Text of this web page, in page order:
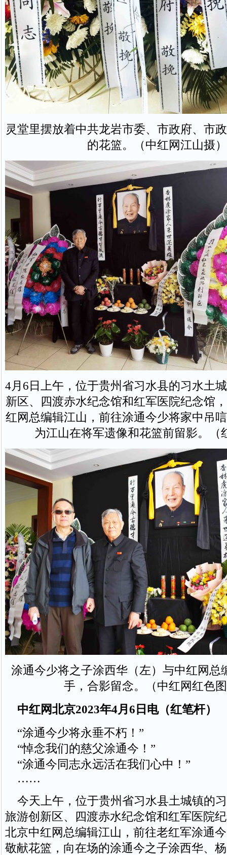
灵堂里摆放着中共龙岩市委、市政府、市
的花篮。（中红网江山摄）
4月6日上午，位于贵州省习水县的习水土
新区、四渡赤水纪念馆和红军医院纪念馆
红网总编辑江山，前往涂通今少将家中吊
为江山在将军遗像和花篮前留影。（
涂通今少将之子涂西华（左）与中红网总
手，合影留念。（中红网红色
中红网北京2023年4月6日电（红笔杆）
“涂通今少将永垂不朽！”
“悼念我们的慈父涂通今！”
“涂通今同志永远活在我们心中！”
……
今天上午，位于贵州省习水县土城镇的
旅游创新区、四渡赤水纪念馆和红军医院
北京中红网总编辑江山，前往老红军涂通
敬献花篮，向在场的涂通今之子涂西华、